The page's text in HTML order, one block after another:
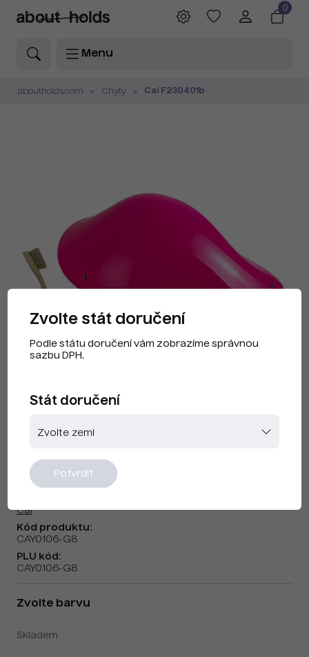
Menu
0
.aboutholds.com Chyty Cai F230401b
Cai F230401b
Cai
Kód produktu:
CAY0106-G8
PLU kód:
CAY0106-G8
Zvolte barvu
Skladem
Zvolte stát doručení
Podle státu doručení vám zobrazíme správnou
sazbu DPH.
Stát doručení
Potvrdit